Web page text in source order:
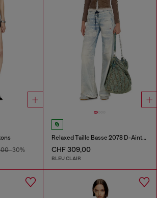
-30%
Relaxed Taille Basse 2078 D-Ainty Joggjeans®
CHF 309,00
BLEU CLAIR